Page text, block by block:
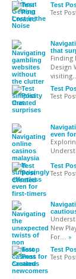
Test
Test
that
Finding
Design
visiting
Test
Test
even
Test
Test
New
For … »
Test
Test